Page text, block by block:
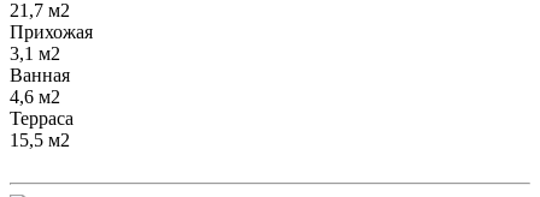
21,7 м2
Прихожая
3,1 м2
Ванная
4,6 м2
Терраса
15,5 м2